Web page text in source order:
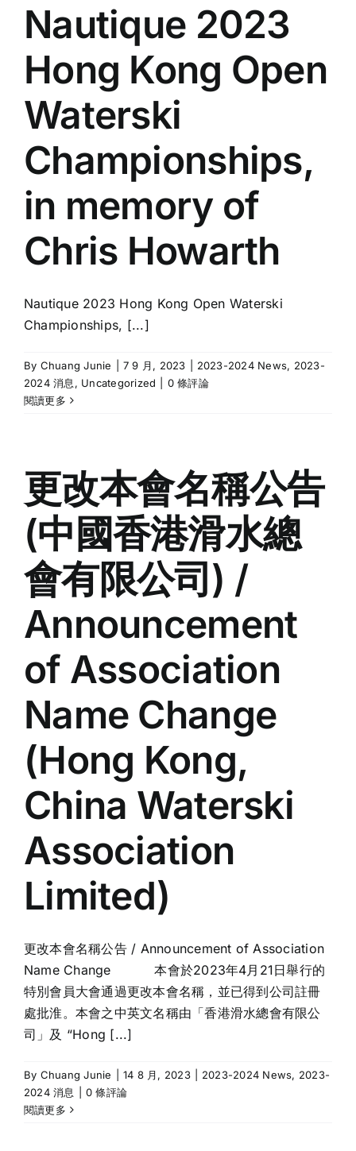
Nautique 2023
Hong Kong Open
Waterski
Championships,
in memory of
Chris Howarth
Nautique 2023 Hong Kong Open Waterski
Championships, [...]
By Chuang Junie 7 9 月, 2023 2023-2024 News, 2023-
2024 消息 , Uncategorized
0 條評論
閱讀更多
更改本會名稱公告
(中國香港滑水總
會有限公司) /
Announcement
of Association
Name Change
(Hong Kong,
China Waterski
Association
Limited)
更改本會名稱公告 / Announcement of Association
Name Change 本會於2023年4月21日舉行的
特別會員大會通過更改本會名稱，並已得到公司註冊
處批淮。本會之中英文名稱由「香港滑水總會有限公
司」及 “Hong [...]
By Chuang Junie 14 8 月, 2023 2023-2024 News, 2023-
2024 消息
0 條評論
閱讀更多